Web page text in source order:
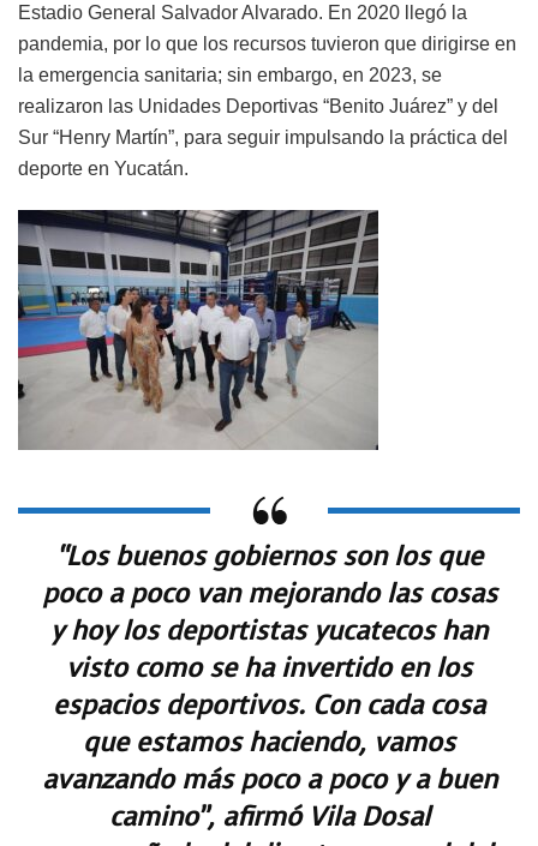
Estadio General Salvador Alvarado. En 2020 llegó la
pandemia, por lo que los recursos tuvieron que dirigirse en
la emergencia sanitaria; sin embargo, en 2023, se
realizaron las Unidades Deportivas “Benito Juárez” y del
Sur “Henry Martín”, para seguir impulsando la práctica del
deporte en Yucatán.
“Los buenos gobiernos son los que
poco a poco van mejorando las cosas
y hoy los deportistas yucatecos han
visto como se ha invertido en los
espacios deportivos. Con cada cosa
que estamos haciendo, vamos
avanzando más poco a poco y a buen
camino”, afirmó Vila Dosal